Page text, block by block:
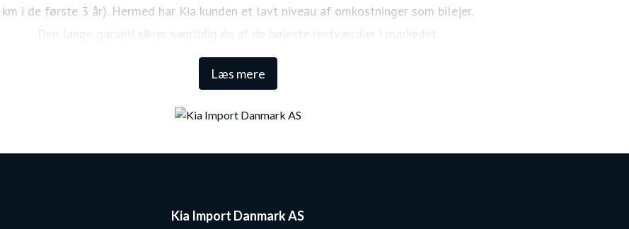
Læs mere
km i de første 3 år). Hermed har Kia kunden et lavt niveau af omkostninger som bilejer.
Den lange garanti sikrer samtidig én af de højeste restværdier i markedet.
Kia Import Danmark AS